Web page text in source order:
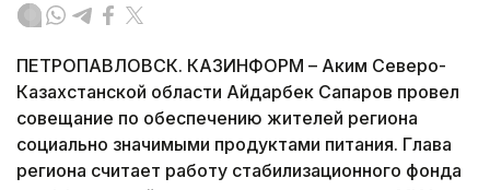
ПЕТРОПАВЛОВСК. КАЗИНФОРМ – Аким Северо-
Казахстанской области Айдарбек Сапаров провел
совещание по обеспечению жителей региона
социально значимыми продуктами питания. Глава
региона считает работу стабилизационного фонда